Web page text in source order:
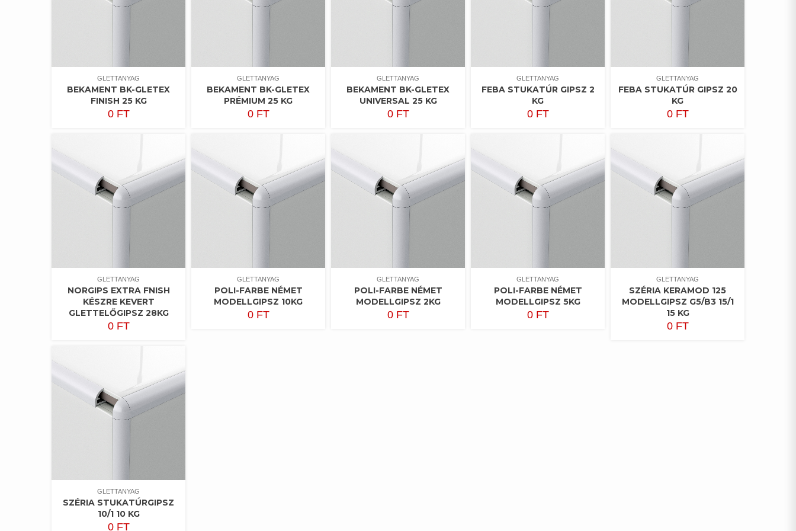
GLETTANYAG
BEKAMENT BK-GLETEX
FINISH 25 KG
0 FT
GLETTANYAG
BEKAMENT BK-GLETEX
PRÉMIUM 25 KG
0 FT
GLETTANYAG
BEKAMENT BK-GLETEX
UNIVERSAL 25 KG
0 FT
GLETTANYAG
FEBA STUKATÚR GIPSZ 2
KG
0 FT
GLETTANYAG
FEBA STUKATÚR GIPSZ 20
KG
0 FT
GLETTANYAG
NORGIPS EXTRA FNISH
KÉSZRE KEVERT
GLETTELŐGIPSZ 28KG
0 FT
GLETTANYAG
POLI-FARBE NÉMET
MODELLGIPSZ 10KG
0 FT
GLETTANYAG
POLI-FARBE NÉMET
MODELLGIPSZ 2KG
0 FT
GLETTANYAG
POLI-FARBE NÉMET
MODELLGIPSZ 5KG
0 FT
GLETTANYAG
SZÉRIA KERAMOD 125
MODELLGIPSZ G5/B3 15/1
15 KG
0 FT
GLETTANYAG
SZÉRIA STUKATÚRGIPSZ
10/1 10 KG
0 FT